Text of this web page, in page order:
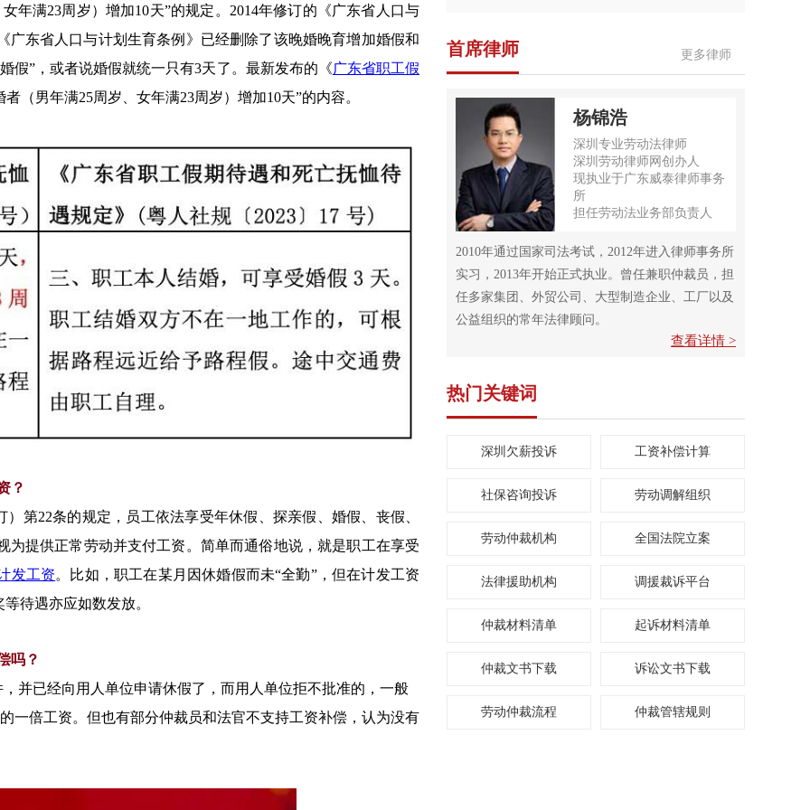
年满23周岁）增加10天”的规定。2014年修订的《广东省人口与
广东省人口与计划生育条例》已经删除了该晚婚晚育增加婚假和
假”，或者说婚假就统一只有3天了。最新发布的《广东省职工假
（男年满25周岁、女年满23周岁）增加10天”的内容。
？
）第22条的规定，员工依法享受年休假、探亲假、婚假、丧假、
提供正常劳动并支付工资。简单而通俗地说，就是职工在享受
发工资。比如，职工在某月因休婚假而未“全勤”，但在计发工资
待遇亦应如数发放。
吗？
并已经向用人单位申请休假了，而用人单位拒不批准的，一般
一倍工资。但也有部分仲裁员和法官不支持工资补偿，认为没有
首席律师 更多律师
杨锦浩
深圳专业劳动法律师
深圳劳动律师网创办人
现执业于广东威泰律师事务
所
担任劳动法业务部负责人
2010年通过国家司法考试，2012年进入律师事务所
实习，2013年开始正式执业。曾任兼职仲裁员，担
任多家集团、外贸公司、大型制造企业、工厂以及
公益组织的常年法律顾问。
查看详情 >
热门关键词
深圳欠薪投诉 工资补偿计算
社保咨询投诉 劳动调解组织
劳动仲裁机构 全国法院立案
法律援助机构 调援裁诉平台
仲裁材料清单 起诉材料清单
仲裁文书下载 诉讼文书下载
劳动仲裁流程 仲裁管辖规则